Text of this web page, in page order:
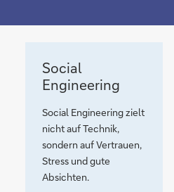
Social
Engineering
Social Engineering zielt
nicht auf Technik,
sondern auf Vertrauen,
Stress und gute
Absichten.